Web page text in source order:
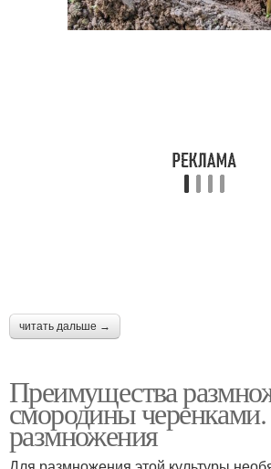
читать дальше →
Преимущества
смородины
размножения